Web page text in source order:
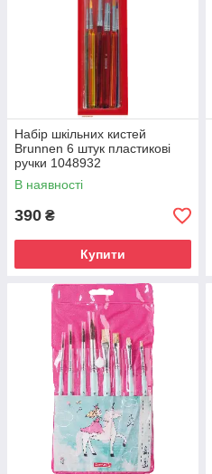
Набір шкільних кистей
Brunnen 6 штук пластикові
ручки 1048932
В наявності
390 ₴
Купити